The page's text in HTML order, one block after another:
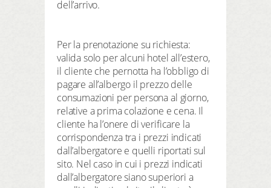
dell’arrivo.
Per la prenotazione su richiesta:
valida solo per alcuni hotel all’estero,
il cliente che pernotta ha l’obbligo di
pagare all’albergo il prezzo delle
consumazioni per persona al giorno,
relative a prima colazione e cena. Il
cliente ha l’onere di verificare la
corrispondenza tra i prezzi indicati
dall’albergatore e quelli riportati sul
sito. Nel caso in cui i prezzi indicati
dall’albergatore siano superiori a